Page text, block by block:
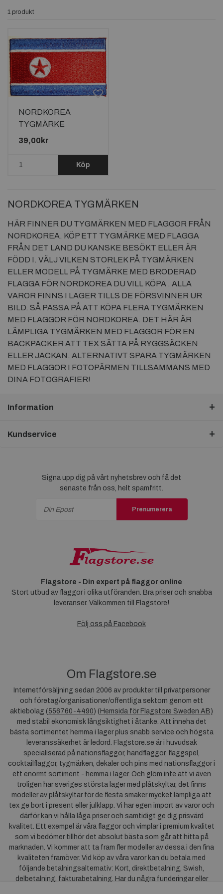
1 produkt
NORDKOREA
TYGMÄRKE
65x38mm
39,00kr
Köp
NORDKOREA TYGMÄRKEN
HÄR FINNER DU TYGMÄRKEN MED FLAGGOR FRÅN
NORDKOREA. KÖP ETT TYGMÄRKE MED FLAGGA
FRÅN DET LAND DU KANSKE BESÖKT ELLER ÄR
FÖDD I. VÄLJ VILKEN STORLEK PÅ TYGMÄRKEN
ELLER MODELL PÅ TYGMÄRKE MED BRODERAD
FLAGGA FÖR NORDKOREA DU VILL KÖPA . ALLA
VAROR FINNS I LAGER TILLS DE FÖRSVINNER UR
BILD. SÅ PASSA PÅ ATT KÖPA FLERA TYGMÄRKEN
MED FLAGGOR FÖR NORDKOREA. DET HÄR ÄR
LÄMPLIGA TYGMÄRKEN MED FLAGGOR FÖR EN
BACKPACKER ATT TEX SÄTTA PÅ RYGGSÄCKEN
ELLER JACKAN. ALTERNATIVT SPARA TYGMÄRKEN
MED FLAGGOR I FOTOPÄRMEN TILLSAMMANS MED
DINA FOTOGRAFIER!
Information
Kundservice
Signa upp dig på vårt nyhetsbrev och få det
senaste från oss, helt spamfritt.
Prenumerera
Flagstore - Din expert på flaggor online
Stort utbud av flaggor i olika utföranden. Bra priser och snabba
leveranser. Välkommen till Flagstore!
Följ oss på Facebook
Om Flagstore.se
Internetförsäljning sedan 2006 av produkter till privatpersoner
och företag/organisationer/offentliga sektorn genom ett
aktiebolag (556760-4490) ( Hemsida för Flagstore Sweden AB)
med stabil ekonomisk långsiktighet i åtanke. Att inneha det
bästa sortimentet hemma i lager plus snabb service och högsta
leveranssäkerhet är ledord. Flagstore.se är i huvudsak
specialiserad på nationsflaggor, handflaggor, flaggspel,
cocktailflaggor, tygmärken, dekaler och pins med nationsflaggor i
ett enormt sortiment - hemma i lager. Och glöm inte att vi även
troligen har sveriges största lager med plåtskyltar, det finns
modeller av plåtskyltar för de flesta smaker mycket lämpliga att
tex ge bort i present eller julklapp. Vi har egen import av varor och
därför kan vi hålla låga priser och samtidigt ge dig prisvärd
kvalitet. Ett exempel är våra flaggor och vimplar i premium kvalitet
som vi bedömer tillhör det absolut bästa som går att hitta på
marknaden. Vi kommer att ta fram fler modeller av dessa i den fina
kvaliteten framöver. Vid köp av våra varor kan du betala med
följande betalningsalternativ: Kort, direktbetalning, Swish,
delbetalning, fakturabetalning. Har du några funderingar eller